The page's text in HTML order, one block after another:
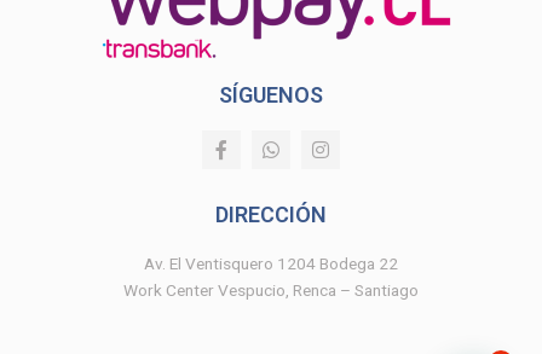
SÍGUENOS
F
a
b
o
k
-
W
h
s
p
p
I
n
a
r
a
m
DIRECCIÓN
Av. El Ventisquero 1204 Bodega 22
Work Center Vespucio, Renca – Santiago